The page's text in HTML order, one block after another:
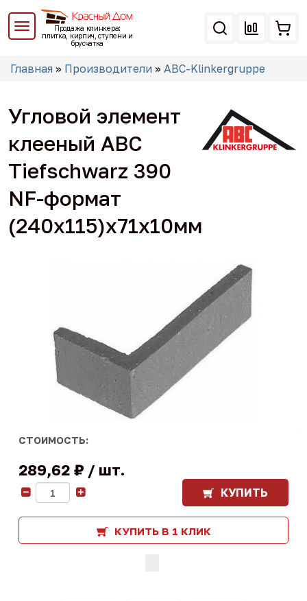
Перейти
основному
Продажа клинкера:
плитка, кирпич, ступени и
брусчатка
Вы
Главная » Производители » ABC-Klinkergruppe
Угловой элемент
клееный ABC
Tiefschwarz 390
NF-формат
(240x115)x71x10мм
СТОИМОСТЬ:
289,62 ₽ шт.
КУПИТЬ
КУПИТЬ В 1 КЛИК